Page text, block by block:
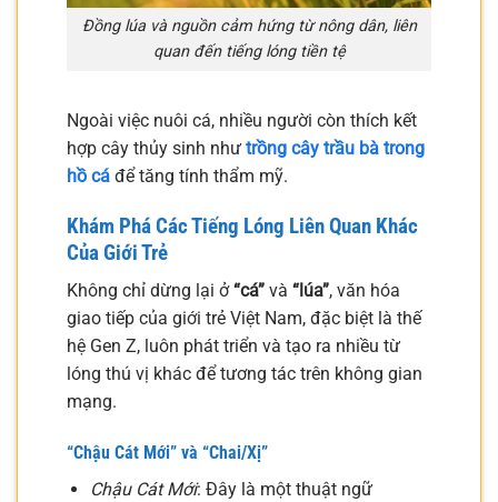
Đồng lúa và nguồn cảm hứng từ nông dân, liên
quan đến tiếng lóng tiền tệ
Ngoài việc nuôi cá, nhiều người còn thích kết
hợp cây thủy sinh như trồng cây trầu bà trong
hồ cá để tăng tính thẩm mỹ.
Khám Phá Các Tiếng Lóng Liên Quan Khác
Của Giới Trẻ
Không chỉ dừng lại ở“cá” và “lúa”, văn hóa
giao tiếp của giới trẻ Việt Nam, đặc biệt là thế
hệ Gen Z, luôn phát triển và tạo ra nhiều từ
lóng thú vị khác để tương tác trên không gian
mạng.
“Chậu Cát Mới” và “Chai/Xị”
Chậu Cát Mới: Đây là một thuật ngữ